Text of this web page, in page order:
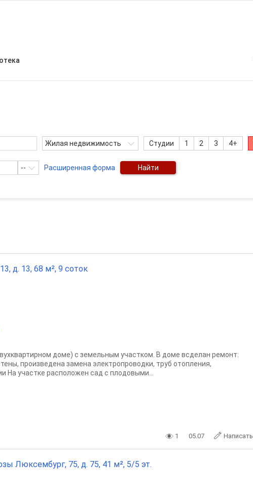
Жилая недвижимость Студии 1 2 3 4+
-- Расширенная форма Найти
д. 13, 68 м², 9 соток
доме) с земельным участком. В доме всделан ремонт:
произведена замена электропроводки, труб отопления,
На участке расположен сад с плодовыми...
1 05.07 Написать
Люксембург, 75, д. 75, 41 м², 5/5 эт.